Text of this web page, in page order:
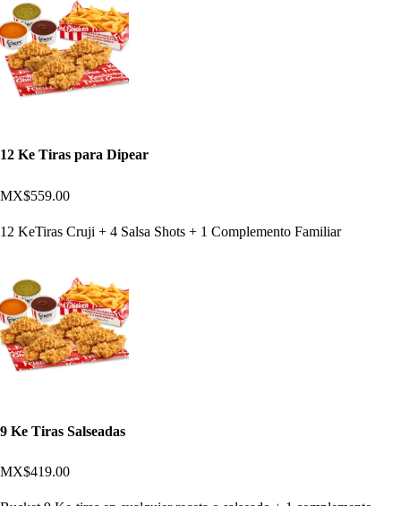
12 Ke Tiras para Dipear
MX$559.00
12 KeTiras Cruji + 4 Salsa Shots + 1 Complemento Familiar
9 Ke Tiras Salseadas
MX$419.00